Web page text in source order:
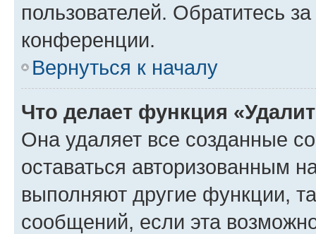
пользователей. Обратитесь
конференции.
Вернуться к началу
Что делает функция
Она удаляет все созданные
оставаться авторизованным
выполняют другие функции,
сообщений, если эта